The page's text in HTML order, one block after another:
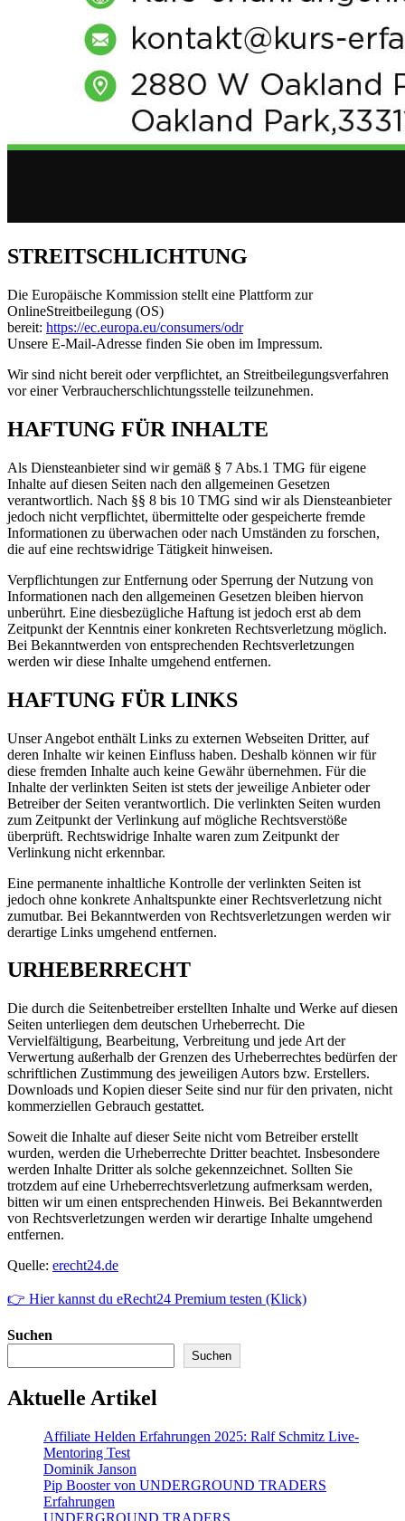
STREITSCHLICHTUNG
Die Europäische Kommission stellt eine Plattform zur
OnlineStreitbeilegung (OS)
bereit: https://ec.europa.eu/consumers/odr
Unsere E-Mail-Adresse finden Sie oben im Impressum.
Wir sind nicht bereit oder verpflichtet, an Streitbeilegungsverfahren
vor einer Verbraucherschlichtungsstelle teilzunehmen.
HAFTUNG FÜR INHALTE
Als Diensteanbieter sind wir gemäß § 7 Abs.1 TMG für eigene
Inhalte auf diesen Seiten nach den allgemeinen Gesetzen
verantwortlich. Nach §§ 8 bis 10 TMG sind wir als Diensteanbieter
jedoch nicht verpflichtet, übermittelte oder gespeicherte fremde
Informationen zu überwachen oder nach Umständen zu forschen,
die auf eine rechtswidrige Tätigkeit hinweisen.
Verpflichtungen zur Entfernung oder Sperrung der Nutzung von
Informationen nach den allgemeinen Gesetzen bleiben hiervon
unberührt. Eine diesbezügliche Haftung ist jedoch erst ab dem
Zeitpunkt der Kenntnis einer konkreten Rechtsverletzung möglich.
Bei Bekanntwerden von entsprechenden Rechtsverletzungen
werden wir diese Inhalte umgehend entfernen.
HAFTUNG FÜR LINKS
Unser Angebot enthält Links zu externen Webseiten Dritter, auf
deren Inhalte wir keinen Einfluss haben. Deshalb können wir für
diese fremden Inhalte auch keine Gewähr übernehmen. Für die
Inhalte der verlinkten Seiten ist stets der jeweilige Anbieter oder
Betreiber der Seiten verantwortlich. Die verlinkten Seiten wurden
zum Zeitpunkt der Verlinkung auf mögliche Rechtsverstöße
überprüft. Rechtswidrige Inhalte waren zum Zeitpunkt der
Verlinkung nicht erkennbar.
Eine permanente inhaltliche Kontrolle der verlinkten Seiten ist
jedoch ohne konkrete Anhaltspunkte einer Rechtsverletzung nicht
zumutbar. Bei Bekanntwerden von Rechtsverletzungen werden wir
derartige Links umgehend entfernen.
URHEBERRECHT
Die durch die Seitenbetreiber erstellten Inhalte und Werke auf diesen
Seiten unterliegen dem deutschen Urheberrecht. Die
Vervielfältigung, Bearbeitung, Verbreitung und jede Art der
Verwertung außerhalb der Grenzen des Urheberrechtes bedürfen der
schriftlichen Zustimmung des jeweiligen Autors bzw. Erstellers.
Downloads und Kopien dieser Seite sind nur für den privaten, nicht
kommerziellen Gebrauch gestattet.
Soweit die Inhalte auf dieser Seite nicht vom Betreiber erstellt
wurden, werden die Urheberrechte Dritter beachtet. Insbesondere
werden Inhalte Dritter als solche gekennzeichnet. Sollten Sie
trotzdem auf eine Urheberrechtsverletzung aufmerksam werden,
bitten wir um einen entsprechenden Hinweis. Bei Bekanntwerden
von Rechtsverletzungen werden wir derartige Inhalte umgehend
entfernen.
Quelle: erecht24.de
👉 Hier kannst du eRecht24 Premium testen (Klick)
Suchen
Suchen
Aktuelle Artikel
Affiliate Helden Erfahrungen 2025: Ralf Schmitz Live-
Mentoring Test
Dominik Janson
Pip Booster von UNDERGROUND TRADERS
Erfahrungen